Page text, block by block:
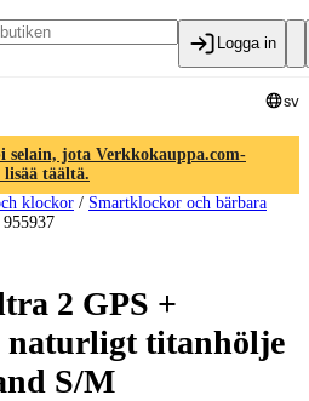
Logga in
sv
selain, jota Verkkokauppa.com-
lisää täältä.
klockor / Smartklockor och bärbara
2 GPS +
naturligt titanhölje
S/M